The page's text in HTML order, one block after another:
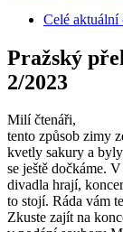
Celé aktuální
Pražský
2/2023
Milí čtenáři,
tento způsob zimy
kvetly sakury a
se ještě dočkáme.
divadla hrají,
to stojí. Ráda vám
Zkuste zajít na